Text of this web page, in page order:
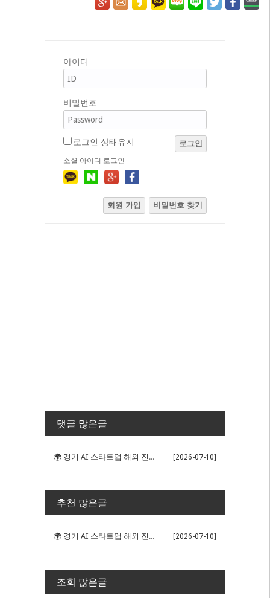
아이디
비밀번호
로그인 상태유지 로그인
소셜 아이디 로그인
회원 가입 비밀번호 찾기
댓글 많은글
🌍 경기 AI 스타트업 해외 진출 판... [2026-07-10]
추천 많은글
🌍 경기 AI 스타트업 해외 진출 판... [2026-07-10]
조회 많은글